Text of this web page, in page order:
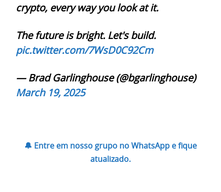
crypto, every way you look at it.
The future is bright. Let's build.
pic.twitter.com/7WsD0C92Cm
— Brad Garlinghouse (@bgarlinghouse)
March 19, 2025
🔔 Entre em nosso grupo no WhatsApp e fique
atualizado.